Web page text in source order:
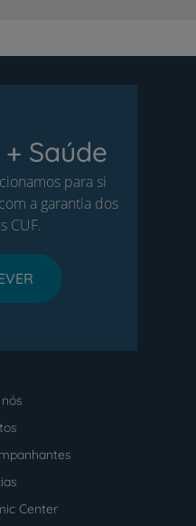
Saúde
para si
a garantia dos
CUF.
Center